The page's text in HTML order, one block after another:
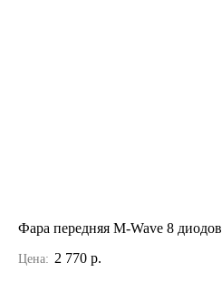
Фара передняя M-Wave 8 диодов
Цена: 2 770 р.